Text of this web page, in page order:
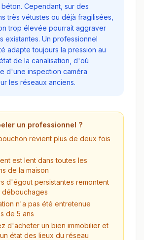
Cependant, sur des
très vétustes ou déjà fragilisées,
trop élevée pourrait aggraver
existantes. Un professionnel
adapte toujours la pression au
de la canalisation, d'où
d'une inspection caméra
les réseaux anciens.
un professionnel ?
revient plus de deux fois
est lent dans toutes les
de la maison
d'égout persistantes remontent
débouchages
n'a pas été entretenue
de 5 ans
d'acheter un bien immobilier et
état des lieux du réseau